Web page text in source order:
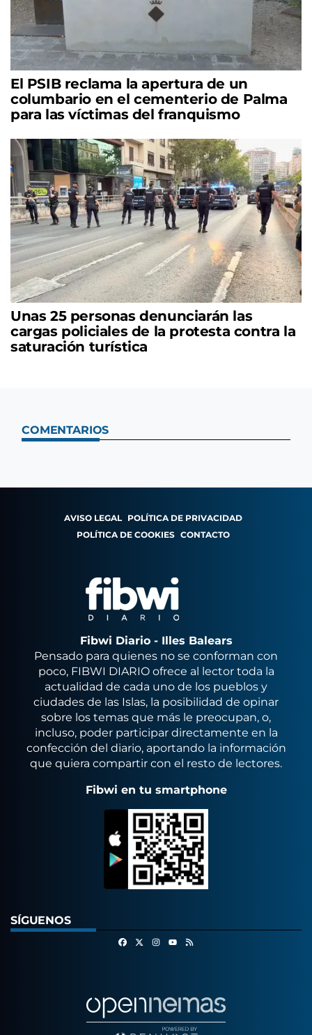
El PSIB reclama la apertura de un
columbario en el cementerio de Palma
para las víctimas del franquismo
Unas 25 personas denunciarán las
cargas policiales de la protesta contra la
saturación turística
COMENTARIOS
AVISO LEGAL POLÍTICA DE PRIVACIDAD
POLÍTICA DE COOKIES CONTACTO
Fibwi Diario - Illes Balears
Pensado para quienes no se conforman con
poco, FIBWI DIARIO ofrece al lector toda la
actualidad de cada uno de los pueblos y
ciudades de las Islas, la posibilidad de opinar
sobre los temas que más le preocupan, o,
incluso, poder participar directamente en la
confección del diario, aportando la información
que quiera compartir con el resto de lectores.
Fibwi en tu smartphone
SÍGUENOS
FacebookInstagram